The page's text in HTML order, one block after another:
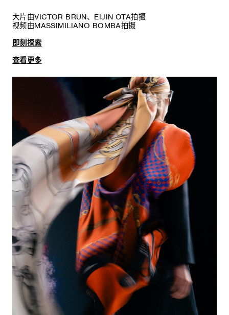
大片由VICTOR BRUN、EIJIN OTA拍摄
视频由MASSIMILIANO BOMBA拍摄
即刻探索
查看更多